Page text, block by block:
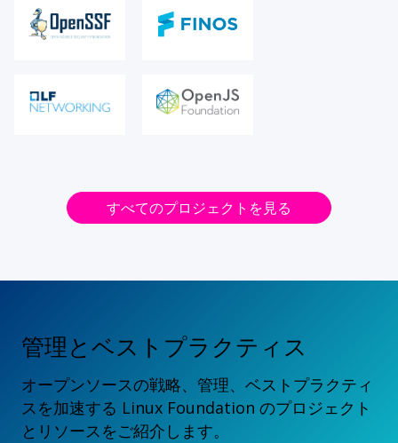
すべてのプロジェクトを見る
管理とベストプラクティス
オープンソースの戦略、管理、ベストプラクティ
スを加速する Linux Foundation のプロジェクト
とリソースをご紹介します。